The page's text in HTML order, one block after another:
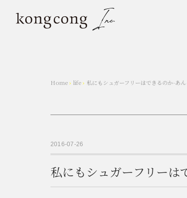
Home› life› 私にもシュガーフリーはできるのか-あ
2016-07-26
私にもシュガーフリーは